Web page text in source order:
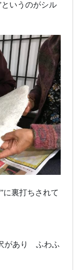
いうのがシル
に裏打ちされて
があり ふわふ